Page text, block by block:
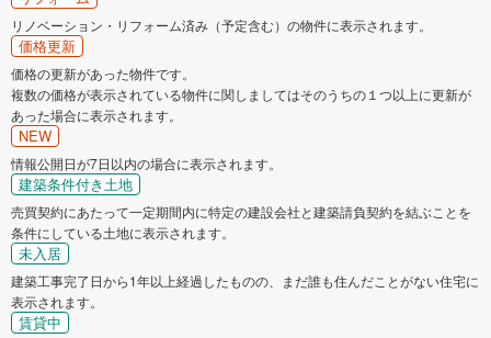
リノベーション・リフォーム済み（予定含む）の物件に表示されます。
価格更新
価格の更新があった物件です。
複数の価格が表示されている物件に関しましてはそのうちの１つ以上に更新が
あった場合に表示されます。
NEW
情報公開日が7日以内の場合に表示されます。
建築条件付き土地
売買契約にあたって一定期間内に特定の建設会社と建築請負契約を結ぶことを
条件にしている土地に表示されます。
未入居
建築工事完了日から1年以上経過したものの、まだ誰も住んだことがない住宅に
表示されます。
賃貸中